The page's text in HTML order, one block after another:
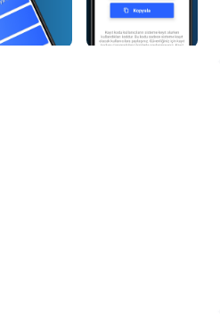
giriş kapısı, apartman
ve garaj kapılarının telefon